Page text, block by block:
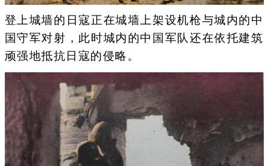
登上城墙的日寇正在城墙上架设机枪与城内的中
国守军对射，此时城内的中国军队还在依托建筑
顽强地抵抗日寇的侵略。